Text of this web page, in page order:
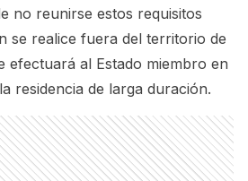
no reunirse estos requisitos
se realice fuera del territorio de
efectuará al Estado miembro en
residencia de larga duración.